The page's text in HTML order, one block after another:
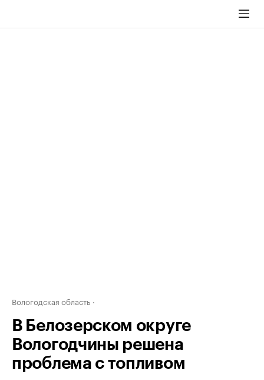
Вологодская область
В Белозерском округе
Вологодчины решена
проблема с топливом